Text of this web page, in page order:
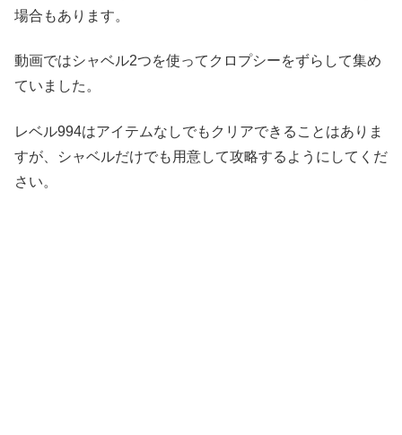
場合もあります。
動画ではシャベル2つを使ってクロプシーをずらして集め
ていました。
レベル994はアイテムなしでもクリアできることはありま
すが、シャベルだけでも用意して攻略するようにしてくだ
さい。